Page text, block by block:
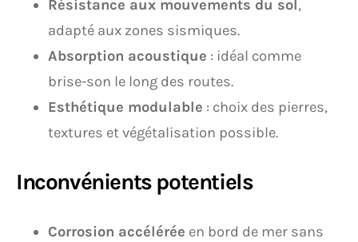
Résistance aux mouvements du sol ,
adapté aux zones sismiques.
Absorption acoustique : idéal comme
brise-son le long des routes.
Esthétique modulable : choix des pierres,
textures et végétalisation possible.
Inconvénients potentiels
Corrosion accélérée en bord de mer sans